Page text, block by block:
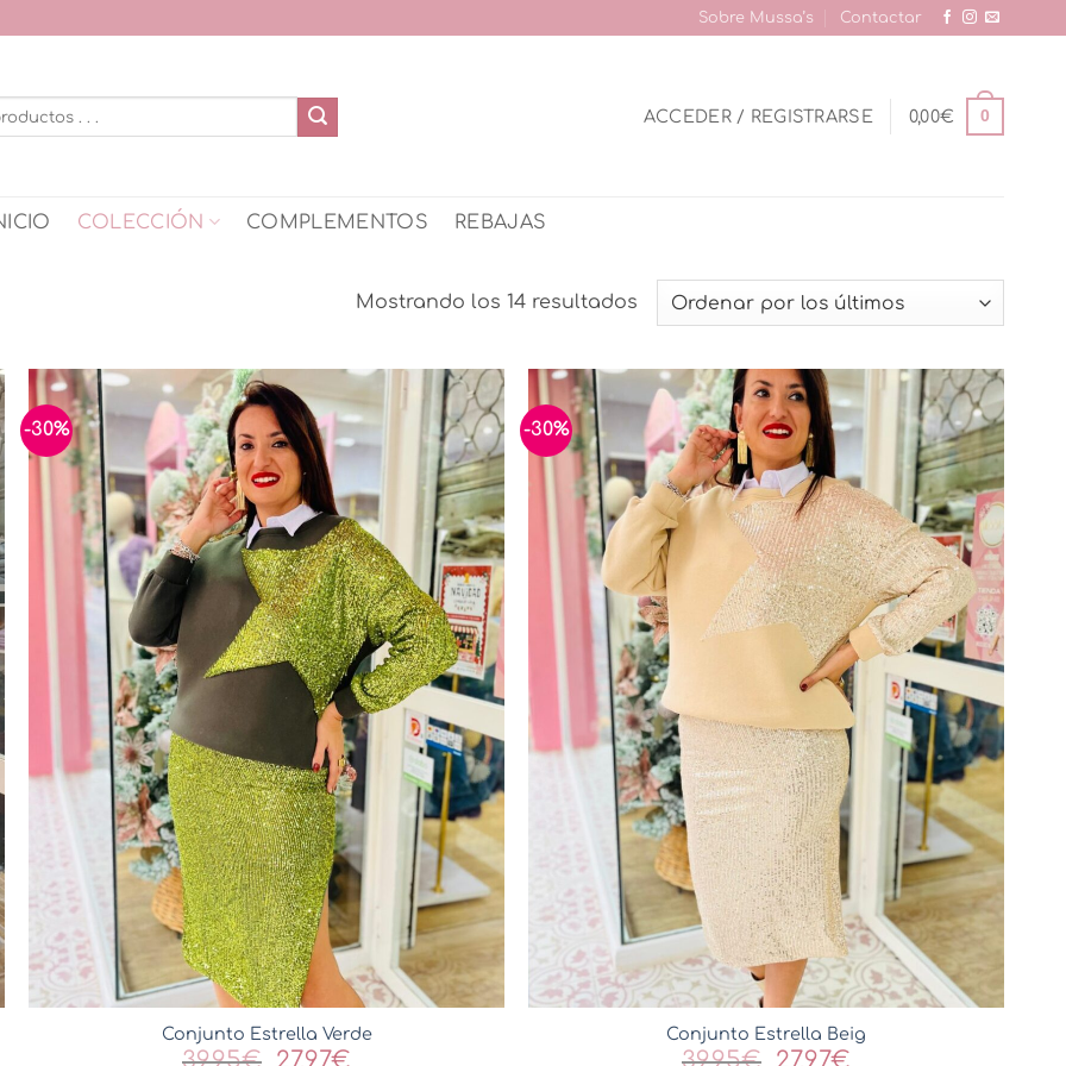
Sobre Mussa’s Contactar
ACCEDER / REGISTRARSE 0,00€ 0
COLECCIÓN COMPLEMENTOS REBAJAS
Mostrando los 14 resultadosOrdenado
por
últimos
-30%
Conjunto Estrella Verde
El
-30%
Conjunto Estrella Beig
El